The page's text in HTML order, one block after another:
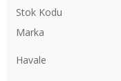
Stok Kodu
Marka
Havale